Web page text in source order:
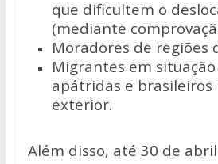
que dificultem o
(mediante
Moradores de regiões
Migrantes em
apátridas e brasileiros
exterior.
Além disso, até 30 de